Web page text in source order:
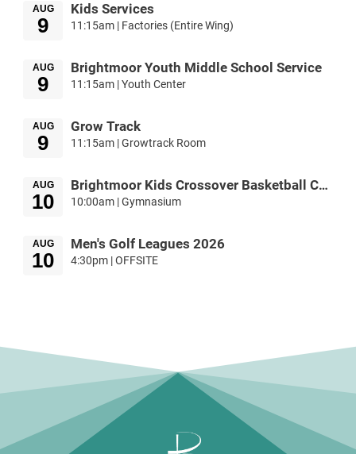
AUG
9
Kids Services
11:15am | Factories (Entire Wing)
AUG
9
Brightmoor Youth Middle School Service
11:15am | Youth Center
AUG
9
Grow Track
11:15am | Growtrack Room
AUG
10
Brightmoor Kids Crossover Basketball Camp
10:00am | Gymnasium
AUG
10
Men's Golf Leagues 2026
4:30pm | OFFSITE